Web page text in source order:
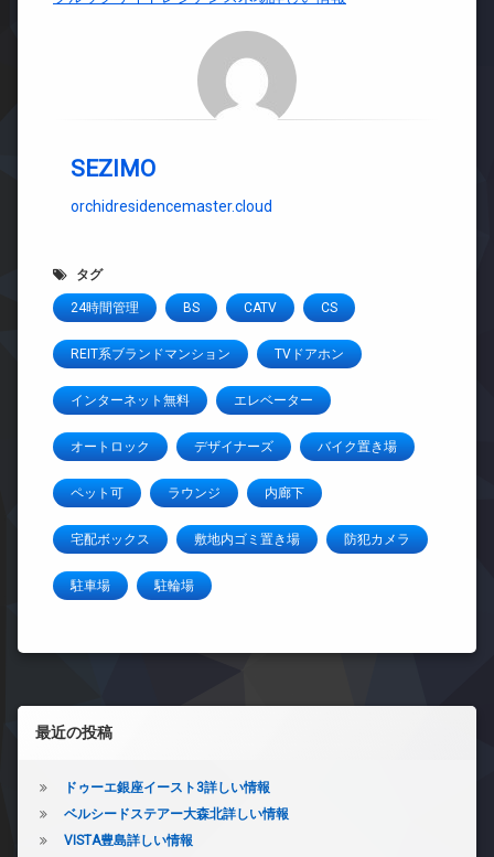
SEZIMO
orchidresidencemaster.cloud
タグ
24時間管理 BS CATV CS
REIT系ブランドマンション TVドアホン
インターネット無料 エレベーター
オートロック デザイナーズ バイク置き場
ペット可 ラウンジ 内廊下
宅配ボックス 敷地内ゴミ置き場 防犯カメラ
駐車場 駐輪場
左サイドバー
最近の投稿
ドゥーエ銀座イースト3詳しい情報
ベルシードステアー大森北詳しい情報
VISTA豊島詳しい情報